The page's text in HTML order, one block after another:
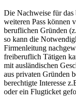
Die Nachweise für das
weiteren Pass können
beruflichen Gründen
so kann die
Firmenleitung
freiberuflich Tätigen
mit ausländischen
aus privaten Gründen
berechtigte Interesse
oder ein Flugticket